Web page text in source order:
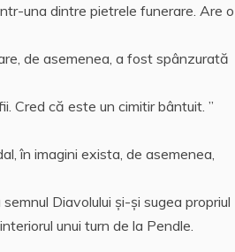
una dintre pietrele funerare. Are o
de asemenea, a fost spânzurată
Cred că este un cimitir bântuit. ”
în imagini exista, de asemenea,
Diavolului și-şi sugea propriul
unui turn de la Pendle.